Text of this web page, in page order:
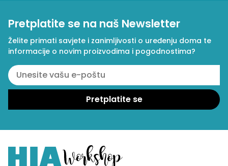
Pretplatite se na naš Newsletter
Želite primati savjete i zanimljivosti o uređenju doma te
informacije o novim proizvodima i pogodnostima?